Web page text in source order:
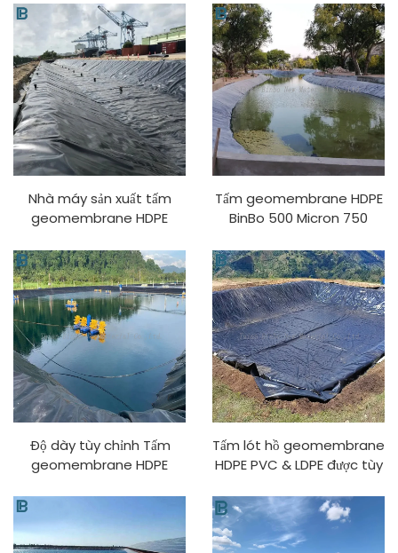
chứa, đập, trang trại cá,
mỏ được làm từ PVC LDPE
EVA LLDPE
Geomembrane Sheet
cho hồ chứa, đập, lớp lót
trang trại cá, bãi chôn lấp,
mỏ
Nhà máy sản xuất tấm
geomembrane HDPE
trang trại cá, xử lý nước
nuôi trồng thủy sản với vật
liệu PVC/LDPE/EVA/LLDPE
Model 1mm
Tấm geomembrane HDPE
BinBo 500 Micron 750
tia UV cho ao nuôi cá và
tôm, nuôi trồng thủy sản
tại Indonesia
Độ dày tùy chỉnh Tấm
geomembrane HDPE
trồng thủy sản và bãi chôn
lấp
Tấm lót hồ geomembrane
HDPE PVC & LDPE được tùy
Nhựa bồn nước Thủy sản
Nuôi cá Nông trại